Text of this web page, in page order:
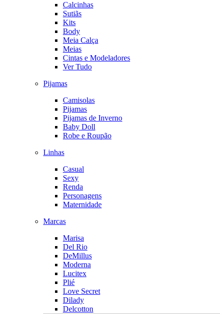
Calcinhas
Sutiãs
Kits
Body
Meia Calça
Meias
Cintas e Modeladores
Ver Tudo
Pijamas
Camisolas
Pijamas
Pijamas de Inverno
Baby Doll
Robe e Roupão
Linhas
Casual
Sexy
Renda
Personagens
Maternidade
Marcas
Marisa
Del Rio
DeMillus
Moderna
Lucitex
Plié
Love Secret
Dilady
Delcotton